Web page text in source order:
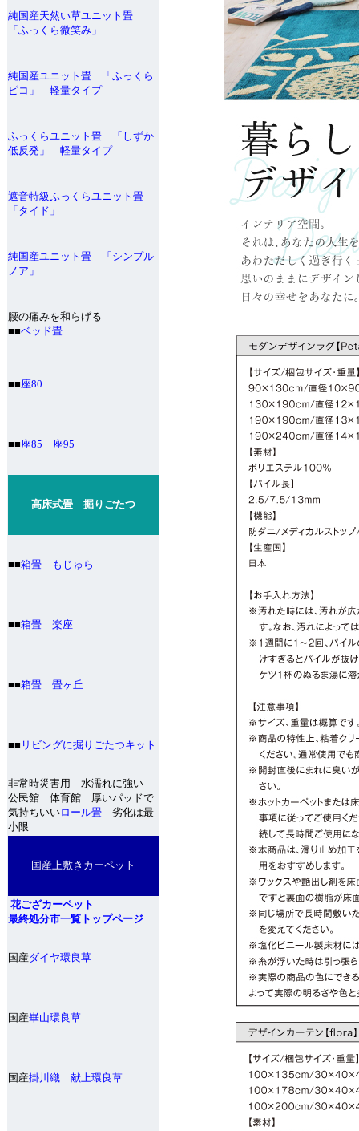
純国産天然い草ユニット畳
「ふっくら微笑み」
純国産ユニット畳 「ふっくら
ピコ」 軽量タイプ
ふっくらユニット畳 「しずか
低反発」 軽量タイプ
遮音特級ふっくらユニット畳
「タイド」
純国産ユニット畳 「シンプル
ノア」
腰の痛みを和らげる
■■ベッド畳
■■座80
■■座85 座95
高床式畳 掘りごたつ
■■箱畳 もじゅら
■■箱畳 楽座
■■箱畳 畳ヶ丘
■■ リビングに掘りごたつキット
非常時災害用 水濡れに強い
公民館 体育館 厚いパッドで
気持ちいいロール畳 劣化は最
小限
国産上敷きカーペット
花ござカーペット
最終処分市一覧トップページ
国産ダイヤ環良草
国産崋山環良草
国産掛川織 献上環良草